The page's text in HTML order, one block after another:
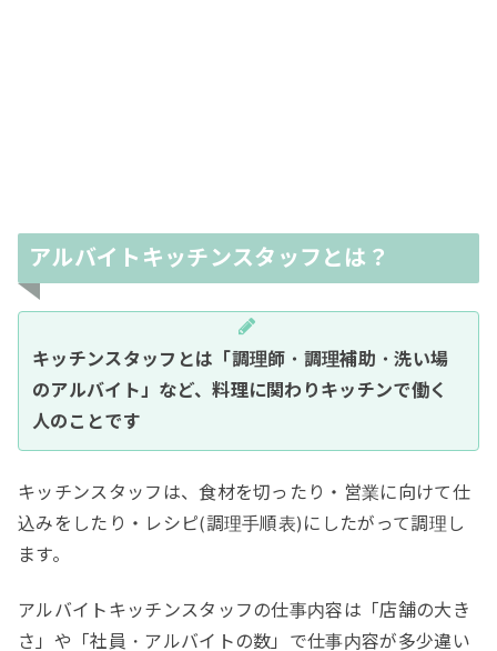
アルバイトキッチンスタッフとは？
キッチンスタッフとは「調理師・調理補助・洗い場
のアルバイト」など、料理に関わりキッチンで働く
人のことです
キッチンスタッフは、食材を切ったり・営業に向けて仕
込みをしたり・レシピ(調理手順表)にしたがって調理し
ます。
アルバイトキッチンスタッフの仕事内容は「店舗の大き
さ」や「社員・アルバイトの数」で仕事内容が多少違い